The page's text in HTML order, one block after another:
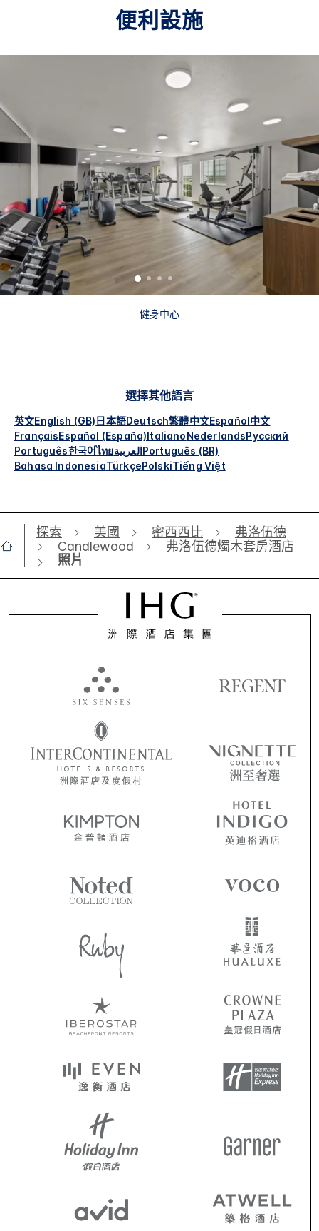
便利設施
健身中心
選擇其他語言
英文English (GB)日本語Deutsch繁體中文Español中文
FrançaisEspañol (España)ItalianoNederlandsРусский
Português한국어ไทยالعربيةPortuguês (BR)
Bahasa IndonesiaTürkçePolskiTiếng Việt
探索 美國 密西西比
弗洛伍德
Candlewood
弗洛伍德燭木套房酒店
照片